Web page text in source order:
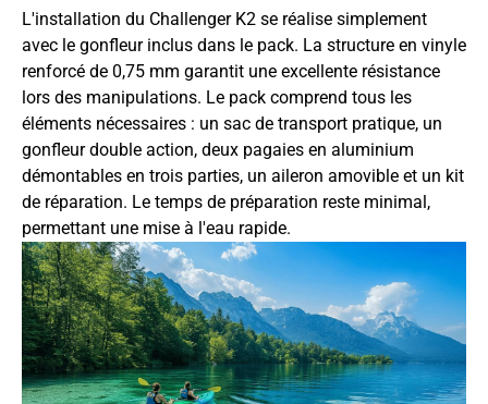
L'installation du Challenger K2 se réalise simplement
avec le gonfleur inclus dans le pack. La structure en vinyle
renforcé de 0,75 mm garantit une excellente résistance
lors des manipulations. Le pack comprend tous les
éléments nécessaires : un sac de transport pratique, un
gonfleur double action, deux pagaies en aluminium
démontables en trois parties, un aileron amovible et un kit
de réparation. Le temps de préparation reste minimal,
permettant une mise à l'eau rapide.